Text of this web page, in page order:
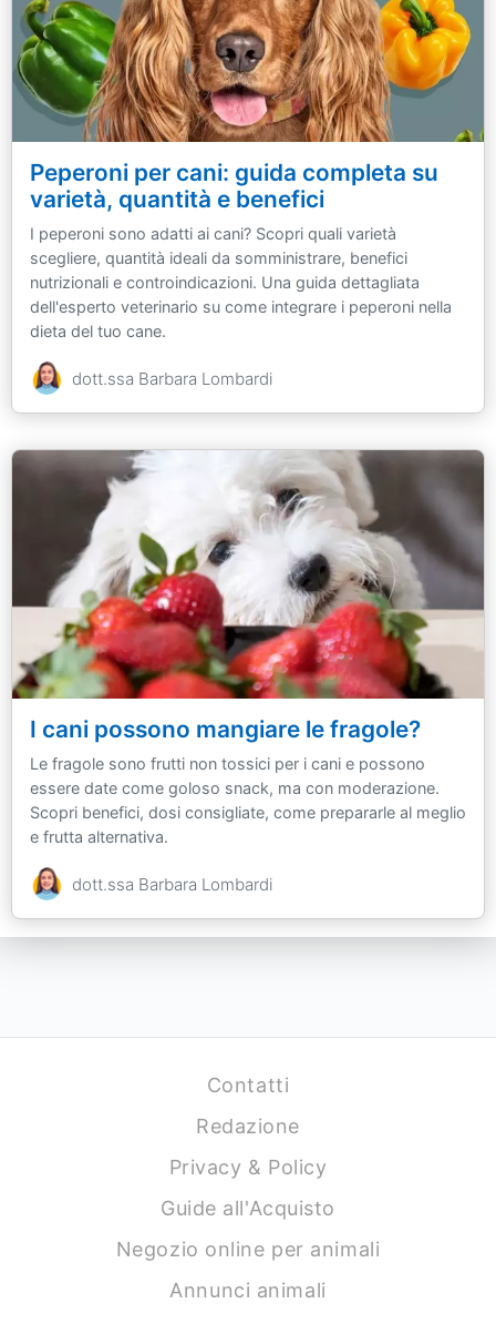
Peperoni per cani: guida completa su
varietà, quantità e benefici
I peperoni sono adatti ai cani? Scopri quali varietà
scegliere, quantità ideali da somministrare, benefici
nutrizionali e controindicazioni. Una guida dettagliata
dell'esperto veterinario su come integrare i peperoni nella
dieta del tuo cane.
dott.ssa Barbara Lombardi
I cani possono mangiare le fragole?
Le fragole sono frutti non tossici per i cani e possono
essere date come goloso snack, ma con moderazione.
Scopri benefici, dosi consigliate, come prepararle al meglio
e frutta alternativa.
dott.ssa Barbara Lombardi
Contatti
Redazione
Privacy & Policy
Guide all'Acquisto
Negozio online per animali
Annunci animali